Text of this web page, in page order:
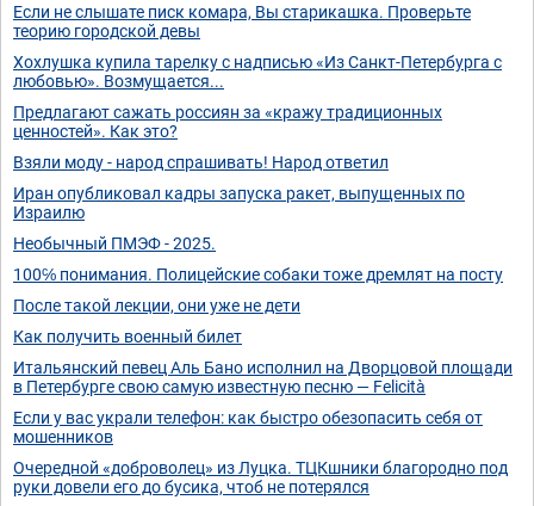
Если не слышате писк комара, Вы старикашка. Проверьте
теорию городской девы
Хохлушка купила тарелку с надписью «Из Санкт-Петербурга с
любовью». Возмущается...
Предлагают сажать россиян за «кражу традиционных
ценностей». Как это?
Взяли моду - народ спрашивать! Народ ответил
Иран опубликовал кадры запуска ракет, выпущенных по
Израилю
Необычный ПМЭФ - 2025.
100℅ понимания. Полицейские собаки тоже дремлят на посту
После такой лекции, они уже не дети
Как получить военный билет
Итальянский певец Аль Бано исполнил на Дворцовой площади
в Петербурге свою самую известную песню — Felicità
Если у вас украли телефон: как быстро обезопасить себя от
мошенников
Очередной «доброволец» из Луцка. ТЦКшники благородно под
руки довели его до бусика, чтоб не потерялся